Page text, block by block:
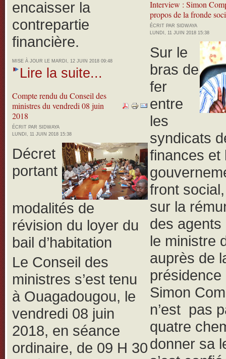
encaisser la
contrepartie
financière.
MISE À JOUR LE MARDI, 12 JUIN 2018 09:48
Lire la suite...
Compte rendu du Conseil des
ministres du vendredi 08 juin
2018
ÉCRIT PAR SIDWAYA
LUNDI, 11 JUIN 2018 15:38
Décret
portant
modalités de
révision du loyer du
bail d’habitation
Le Conseil des
ministres s’est tenu
à Ouagadougou, le
vendredi 08 juin
2018, en séance
ordinaire, de 09 H 30
Interview : Simon
propos de la fronde
ÉCRIT PAR SIDWAYA
LUNDI, 11 JUIN 2018 15:38
Sur le
bras de
fer
entre
les
syndicats
finances et
front
sur la
des agents
le ministre
auprès de
Simon
n’est pas
quatre
donner sa